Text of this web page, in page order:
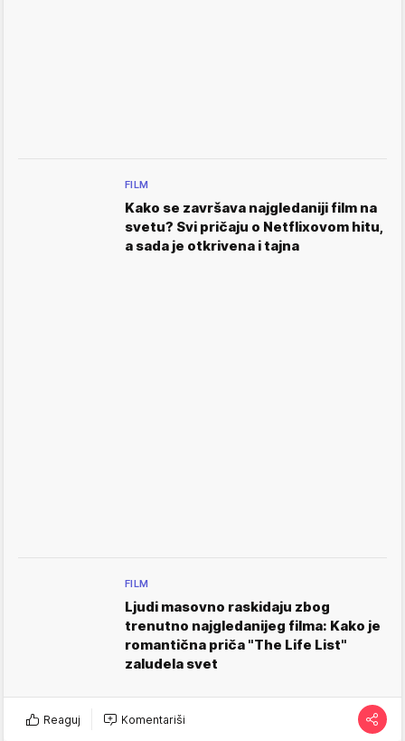
FILM
Kako se završava najgledaniji film na
svetu? Svi pričaju o Netflixovom hitu,
a sada je otkrivena i tajna
FILM
Ljudi masovno raskidaju zbog
trenutno najgledanijeg filma: Kako je
romantična priča "The Life List"
zaludela svet
Reaguj Komentariši